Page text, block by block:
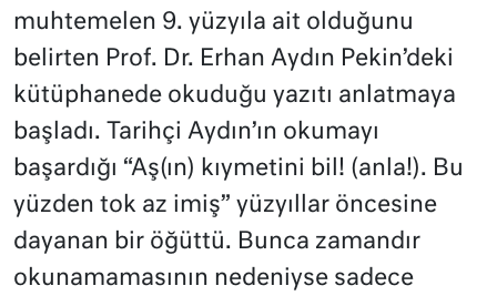
muhtemelen 9. yüzyıla ait olduğunu
belirten Prof. Dr. Erhan Aydın Pekin’deki
kütüphanede okuduğu yazıtı anlatmaya
başladı. Tarihçi Aydın’ın okumayı
başardığı “Aş(ın) kıymetini bil! (anla!). Bu
yüzden tok az imiş” yüzyıllar öncesine
dayanan bir öğüttü. Bunca zamandır
okunamamasının nedeniyse sadece